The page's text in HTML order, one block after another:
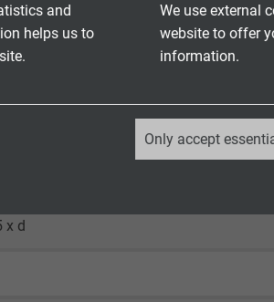
and
helps us to
on how the
We use external
website to offer
information.
Only accept
x d